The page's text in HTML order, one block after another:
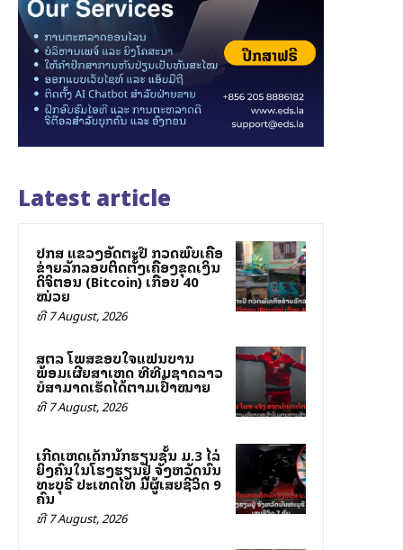
Latest article
ປກສ ແຂວງອັດຕະປື ກວດພົບເຄືອ
ຂ່າຍລັກລອບຕິດຕັ້ງເຄື່ອງຂຸດເງິນ
ດິຈິຕອນ (Bitcoin) ເກືອບ 40
ໝ່ວຍ
ທີ 7 August, 2026
ສຕລ ໂພສຂອບໃຈແຟນບານ
ພ້ອມເຜີຍສາເຫດ ທີ່ທີມຊາດລາວ
ບໍ່ສາມາດເຮັດໄດ້ຕາມເປົ້າໝາຍ
ທີ 7 August, 2026
ເກີດເຫດເດັກນັກຮຽນຊັ້ນ ມ.3 ໄລ່
ຍິງຄົນໃນໂຮງຮຽນຢູ່ ຈັງຫວັດນົນ
ທະບຸຣີ ປະເທດໄທ ມີຜູ້ເສຍຊີວິດ 9
ຄົນ
ທີ 7 August, 2026